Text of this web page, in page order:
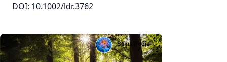
DOI: 10.1002/ldr.3762